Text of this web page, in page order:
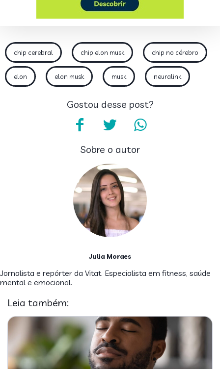
chip cerebral chip elon musk chip no cérebro
elon elon musk musk neuralink
Gostou desse post?
Sobre o autor
Julia Moraes
Jornalista e repórter da Vitat. Especialista em fitness, saúde
mental e emocional.
Leia também: